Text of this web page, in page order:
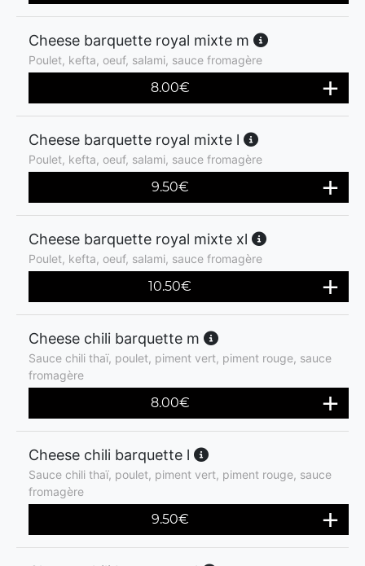
Cheese barquette royal mixte m
Poulet, kefta, oeuf, salami, sauce fromagère
8.00€
Cheese barquette royal mixte l
Poulet, kefta, oeuf, salami, sauce fromagère
9.50€
Cheese barquette royal mixte xl
Poulet, kefta, oeuf, salami, sauce fromagère
10.50€
Cheese chili barquette m
Sauce chili thaï, poulet, piment vert, piment rouge, sauce
fromagère
8.00€
Cheese chili barquette l
Sauce chili thaï, poulet, piment vert, piment rouge, sauce
fromagère
9.50€